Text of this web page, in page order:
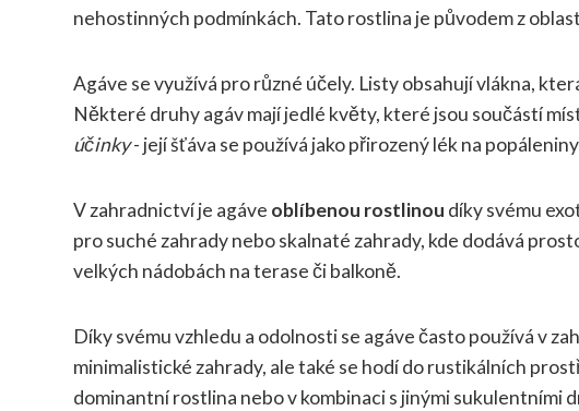
nehostinných podmínkách. Tato rostlina je původem z
Agáve se využívá pro různé účely. Listy obsahují vlákna,
Některé druhy agáv mají jedlé květy, které jsou součástí
účinky- její šťáva se používá jako přirozený lék na
V zahradnictví je agáve oblíbenou rostlinou díky svému
pro suché zahrady nebo skalnaté zahrady, kde dodává
velkých nádobách na terase či balkoně.
Díky svému vzhledu a odolnosti se agáve často používá v
minimalistické zahrady, ale také se hodí do rustikálních
dominantní rostlina nebo v kombinaci s jinými sukulentními